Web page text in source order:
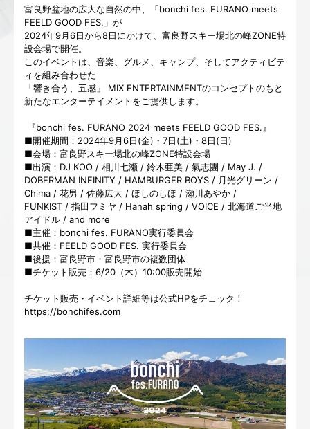
富良野盆地の広大な自然の中、「bonchi fes. FURANO meets
FEELD GOOD FES.」が
2024年9月6日から8日にかけて、 富良野スキー場北の峰ZONE特
設会場で開催。
このイベントは、音楽、グルメ、キャンプ、そしてアクティビテ
ィを組み合わせた
「響き合う、五感」 MIX ENTERTAINMENTのコンセプトのもと
新たなエンターテイメントをご提供します。
『bonchi fes. FURANO 2024 meets FEELD GOOD FES.』
■開催期間：2024年9月6日(金)・7日(土)・8日(日)
■会場：富良野スキー場北の峰ZONE特設会場
■出演：DJ KOO / 相川七瀬 / 鈴木亜美 / 氣志團 / May J. /
DOBERMAN INFINITY / HAMBURGER BOYS / 月光グリーン /
Chima / 花男 / 佐藤広大 / ほしのしほ / 瀬川あやか /
FUNKIST / 指田フミヤ / Hanah spring / VOICE / 北海道ご当地
アイドル / and more
■主催：bonchi fes. FURANO実行委員会
■共催：FEELD GOOD FES. 実行委員会
■後援：富良野市・富良野市の複数団体
■チケット販売：6/20（木）10:00販売開始
チケット販売・イベント詳細等は公式HPをチェック！
https://bonchifes.com